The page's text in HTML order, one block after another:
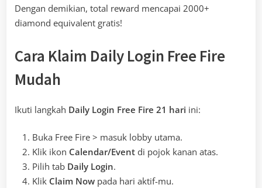
Dengan demikian, total reward mencapai 2000+
diamond equivalent gratis!
Cara Klaim Daily Login Free Fire
Mudah
Ikuti langkah Daily Login Free Fire 21 hari ini:
Buka Free Fire > masuk lobby utama.
Klik ikon Calendar/Event di pojok kanan atas.
Pilih tab Daily Login.
Klik Claim Now pada hari aktif-mu.